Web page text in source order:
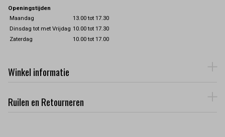
Openingstijden
Maandag
13.00 tot 17.30
Dinsdag tot met Vrijdag 10.00 tot 17.30
Zaterdag
10.00 tot 17.00
Winkel informatie
Ruilen en Retourneren